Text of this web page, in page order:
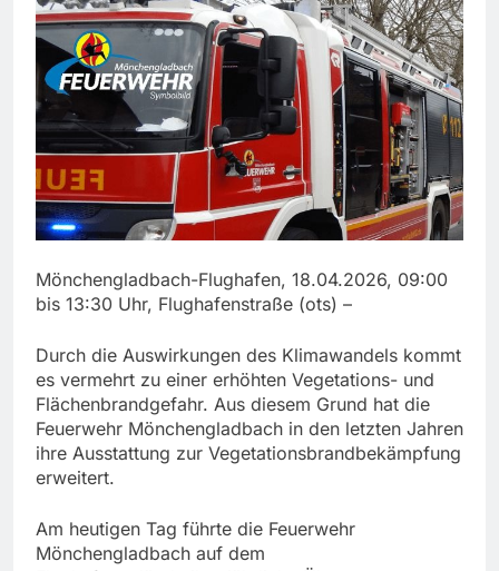
Mönchengladbach-Flughafen, 18.04.2026, 09:00
bis 13:30 Uhr, Flughafenstraße (ots) –
Durch die Auswirkungen des Klimawandels kommt
es vermehrt zu einer erhöhten Vegetations- und
Flächenbrandgefahr. Aus diesem Grund hat die
Feuerwehr Mönchengladbach in den letzten Jahren
ihre Ausstattung zur Vegetationsbrandbekämpfung
erweitert.
Am heutigen Tag führte die Feuerwehr
Mönchengladbach auf dem